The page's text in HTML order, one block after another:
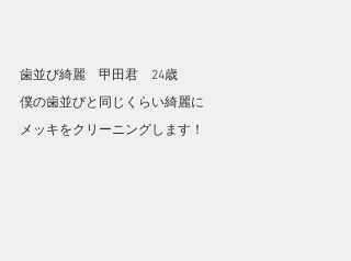
歯並び綺麗　甲田君　24歳
僕の歯並びと同じくらい綺麗に
メッキをクリーニングします！